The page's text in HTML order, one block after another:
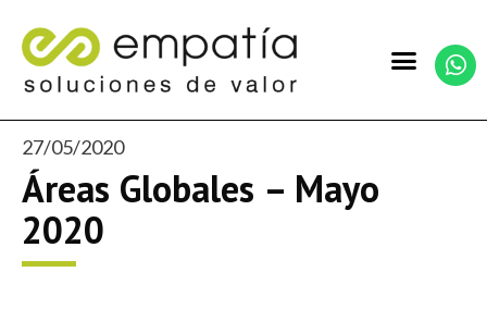
27/05/2020
Áreas Globales – Mayo
2020